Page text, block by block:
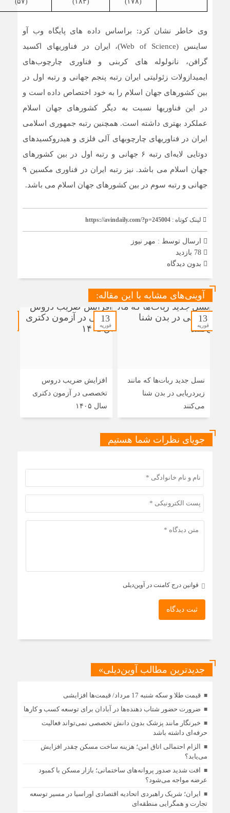
وی خاطر نشان کرد: براساس داده های پایگاه وب آو
ساینس (Web of Science)، ایران در فناوریهای اکسید
گرافن، نانولوله های کربنی و فناوری چارچوب‌های
ایمیدازولات زئولیتی ایران رتبه پنجم جهانی و رتبه اول در
بین کشورهای جهان اسلام را به خود اختصاص داده است و
در این فناوریها نسبت به دیگر کشورهای جهان اسلام
عملکرد بهتری داشته است. همچنین رتبه جمهوری اسلامی
ایران در فناوریهای چارچوبهای آلی فلزی و هیدروکسیدهای
دوتایی لایه‌ای رتبه ۶ جهانی و رتبه اول در بین کشورهای
جهان اسلام می باشد. نیز رتبه ایران در فناوری مکسین ۹
جهانی و رتبه سوم در بین کشورهای جهان اسلام می باشد.
لینک کوتاه : https://avindaily.com/?p=245004
ارسال توسط : مهر نیوز
بدون دیدگاه
آوینی‌های مشابه با این مقاله:
13
فوریه
نسل جدید ربات‌ها که مانند
زیردریایی در بدن شنا
می‌کنند
13
فوریه
افزایش ضریب دروس
تخصصی در آزمون دکتری
سال ۱۴۰۵
جویای نظرات شما هستیم
قوانین درج کامنت در آوین‌دیلی
ثبت دیدگاه
جدیدترین مطالب آوین‌دیلی»
قیمت طلا و سکه شنبه 17 مرداد/ قیمت‌ها افزایشی
ضرورت حضور شتاب ‌دهنده‌ها در آبادان برای توسعه کسب‌ و کارها
خبرنگار مانند پزشک بدون دانش تخصصی نمی‌تواند فعالیت
حرفه‌ای داشته باشد
الزام احتمالی اتاق امن؛ هزینه ساخت مسکن چقدر افزایش
می‌یابد؟
افت شدید صدور پروانه‌های ساختمانی؛ بازار مسکن با کمبود
عرضه مواجه می‌شود؟
ایران؛ شریک راهبردی اتحادیه اقتصادی اوراسیا در مسیر توسعه
تجارت و همگرایی منطقه‌ای